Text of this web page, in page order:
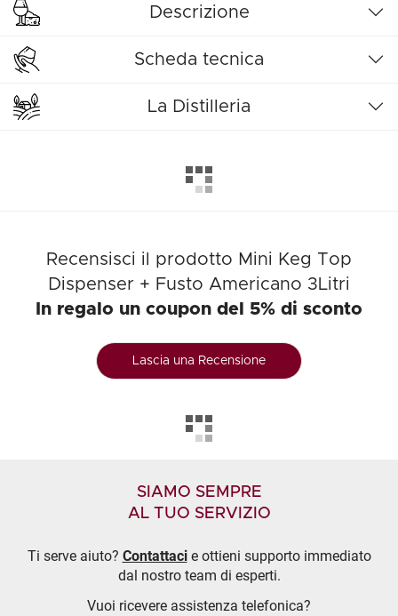
Descrizione
Scheda tecnica
La Distilleria
Recensisci il prodotto Mini Keg Top
Dispenser + Fusto Americano 3Litri
In regalo un coupon del 5% di sconto
Lascia una Recensione
SIAMO SEMPRE
AL TUO SERVIZIO
Ti serve aiuto? Contattacie ottieni supporto immediato
dal nostro team di esperti.
Vuoi ricevere assistenza telefonica?